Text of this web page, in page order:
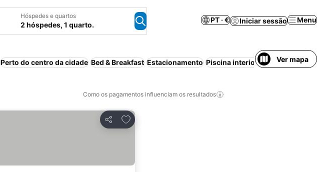
Hóspedes e quartos
2 hóspedes, 1 quarto.
PT · € Iniciar sessão Menu
Perto do centro da cidade Bed & Breakfast Estacionamento Piscina interior Pequeno-
Ver mapa
Como os pagamentos influenciam os resultados
Partilhar
Adicionar aos favoritos